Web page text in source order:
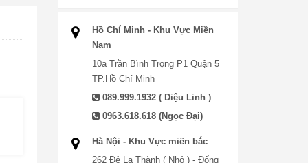
Hồ Chí Minh - Khu Vực Miền
Nam
10a Trần Bình Trọng P1 Quận 5
TP.Hồ Chí Minh
089.999.1932 ( Diệu Linh )
0963.618.618 (Ngọc Đại)
Hà Nội - Khu Vực miền bắc
262 Đê La Thành ( Nhỏ ) - Đống